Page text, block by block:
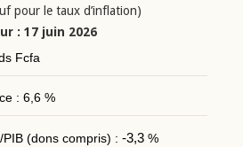
pour le taux d’inflation)
: 17 juin 2026
Fcfa
: 6,6 %
(dons compris) : -3,3%